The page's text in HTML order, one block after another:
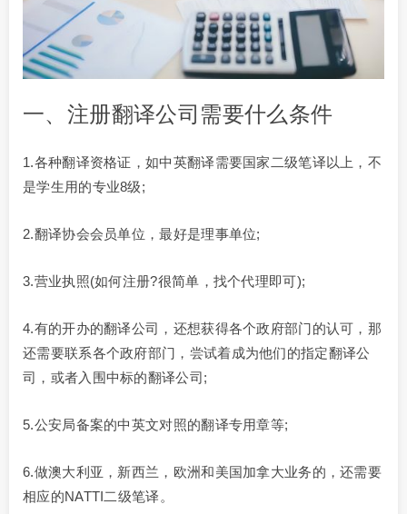
一、注册翻译公司需要什么条件
1.各种翻译资格证，如中英翻译需要国家二级笔译以上，不
是学生用的专业8级;
2.翻译协会会员单位，最好是理事单位;
3.营业执照(如何注册?很简单，找个代理即可);
4.有的开办的翻译公司，还想获得各个政府部门的认可，那
还需要联系各个政府部门，尝试着成为他们的指定翻译公
司，或者入围中标的翻译公司;
5.公安局备案的中英文对照的翻译专用章等;
6.做澳大利亚，新西兰，欧洲和美国加拿大业务的，还需要
相应的NATTI二级笔译。